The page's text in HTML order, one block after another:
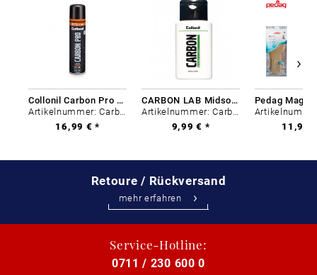
Collonil Carbon Pro 400 ml
Artikelnummer: Carbon-0
16,99 € *
CARBON LAB Midsole Cleaner
Artikelnummer: Carbon-0
9,99 € *
11,99
Retoure / Rückversand
mehr erfahren
Service-Hotline:
0711 / 230 600 0